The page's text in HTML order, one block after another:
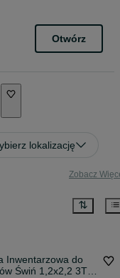
Otwórz
lokalizację
Zobacz
Inwentarzowa do
Świń 1,2x2,2 3T